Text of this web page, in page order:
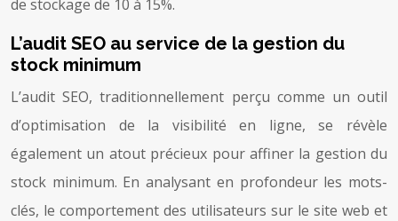
de stockage de 10 à 15%.
L’audit SEO au service de la gestion du
stock minimum
L’audit SEO, traditionnellement perçu comme un outil
d’optimisation de la visibilité en ligne, se révèle
également un atout précieux pour affiner la gestion du
stock minimum. En analysant en profondeur les mots-
clés, le comportement des utilisateurs sur le site web et